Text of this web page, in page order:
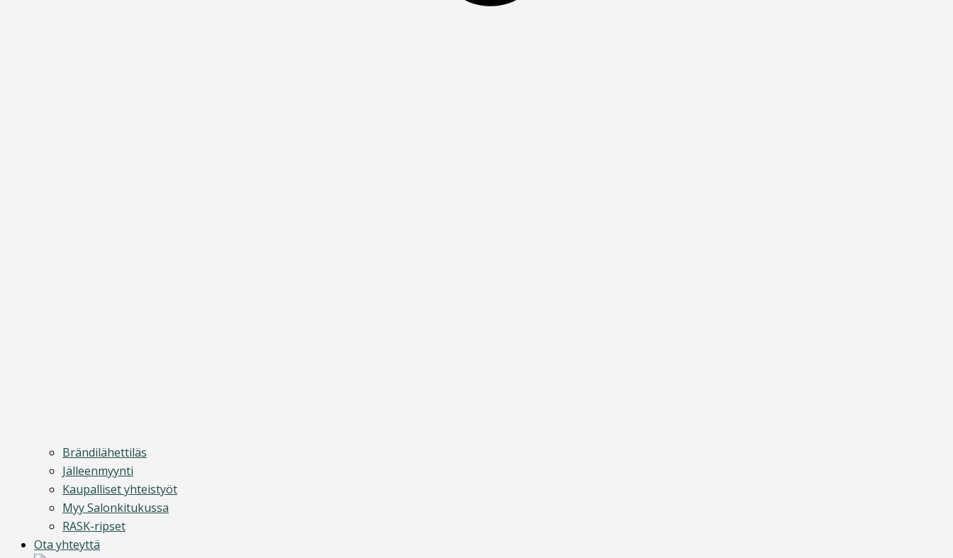
Brändilähettiläs
Jälleenmyynti
Kaupalliset yhteistyöt
Myy Salonkitukussa
RASK-ripset
Ota yhteyttä